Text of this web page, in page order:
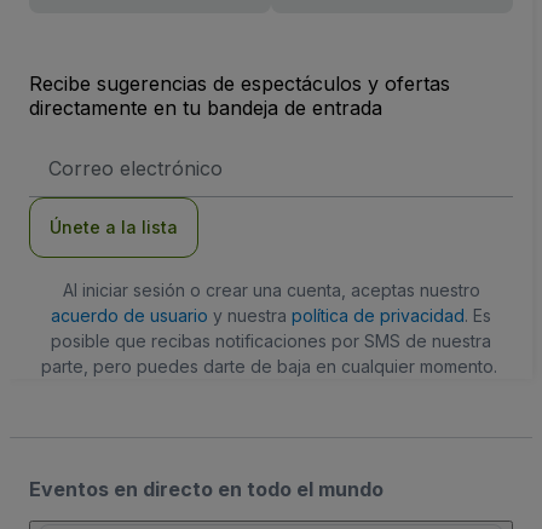
Recibe sugerencias de espectáculos y ofertas
directamente en tu bandeja de entrada
de
Únete a la lista
Al iniciar sesión o crear una cuenta, aceptas nuestro
acuerdo de usuario y nuestra política de privacidad. Es
posible que recibas notificaciones por SMS de nuestra
parte, pero puedes darte de baja en cualquier momento.
Eventos en directo en todo el mundo